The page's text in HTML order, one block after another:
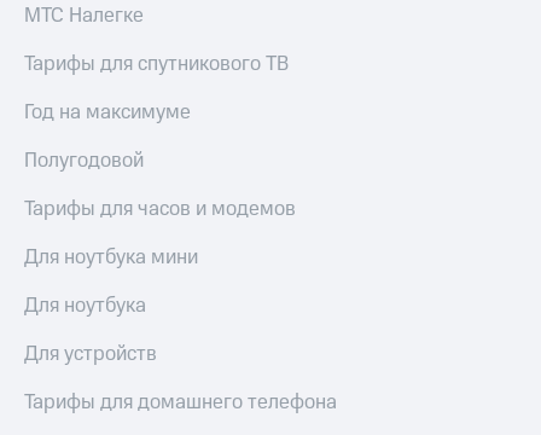
МТС Налегке
Тарифы для спутникового ТВ
Год на максимуме
Полугодовой
Тарифы для часов и модемов
Для ноутбука мини
Для ноутбука
Для устройств
Тарифы для домашнего телефона